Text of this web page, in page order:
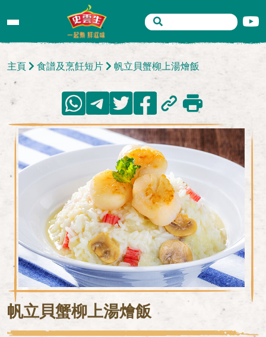
主頁 食譜及烹飪短片 帆立貝蟹柳上湯燴飯
帆立貝蟹柳上湯燴飯